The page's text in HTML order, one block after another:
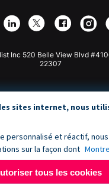
Webflow
Inc 520 Belle View Blvd
22307
sites internet, nous
personnalisé et réactif,
sur la façon dont
tous les cookies